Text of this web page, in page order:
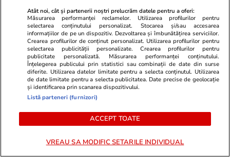
Rezultatele Loto 6/49 din 26 iulie 2026.
Numerele câștigătoare extrase duminică
Atât noi, cât și partenerii noștri prelucrăm datele pentru a oferi:
Măsurarea performanței reclamelor. Utilizarea profilurilor pentru
selectarea conținutului personalizat. Stocarea și/sau accesarea
informațiilor de pe un dispozitiv. Dezvoltarea și îmbunătățirea serviciilor.
Crearea profilurilor de conținut personalizat. Utilizarea profilurilor pentru
selectarea publicității personalizate. Crearea profilurilor pentru
publicitate personalizată. Măsurarea performanței conținutului.
Înțelegerea publicului prin statistici sau combinații de date din surse
diferite. Utilizarea datelor limitate pentru a selecta conținutul. Utilizarea
de date limitate pentru a selecta publicitatea. Date precise de geolocație
și identificarea prin scanarea dispozitivului.
Listă parteneri (furnizori)
ACCEPT TOATE
VREAU SA MODIFIC SETARILE INDIVIDUAL